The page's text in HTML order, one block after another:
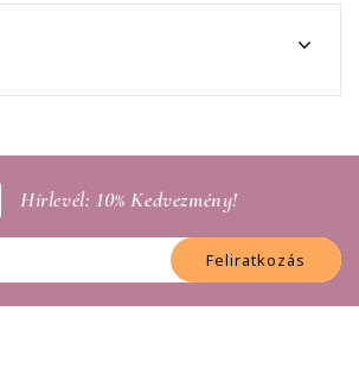
Hírlevél: 10% Kedvezmény!
Feliratkozás